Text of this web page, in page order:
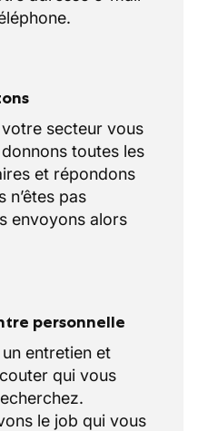
secteur vous
toutes les
et répondons
n’êtes pas
envoyons alors
personnelle
entretien et
qui vous
le job qui vous